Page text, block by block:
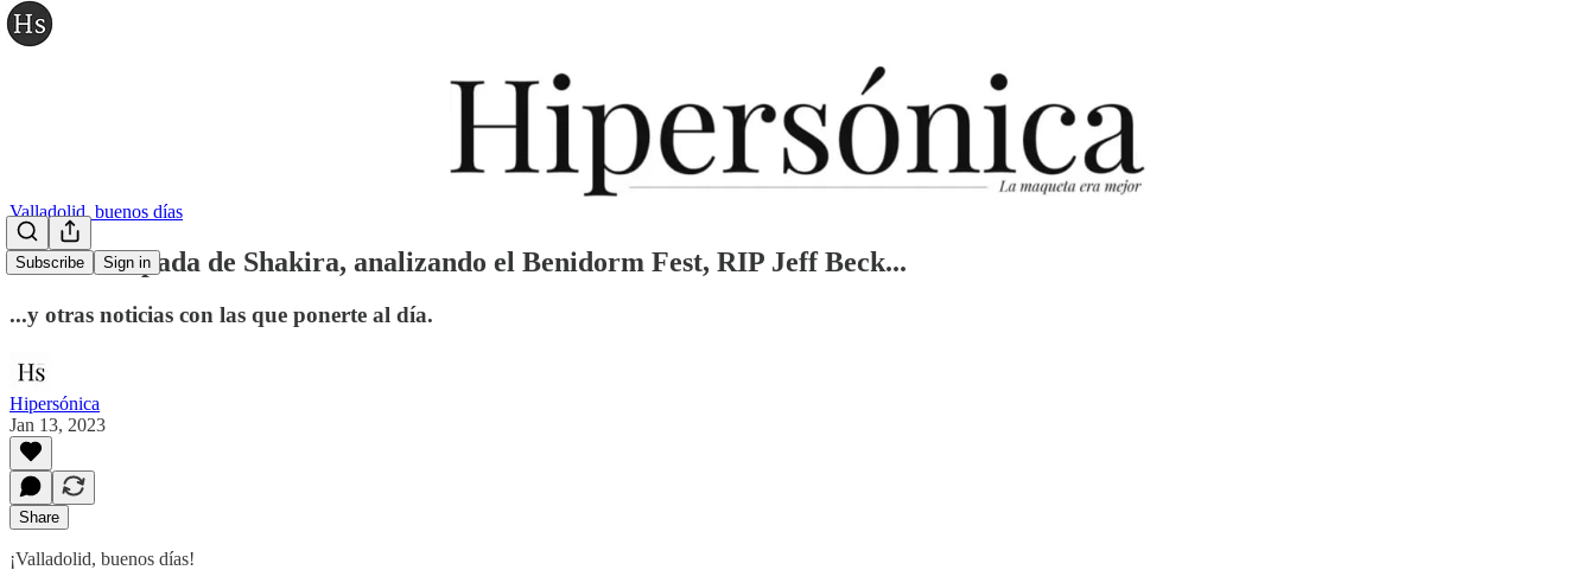
Subscribe Sign in
Valladolid, buenos días
La bizarrapada de Shakira, analizando el Benidorm Fest, RIP Jeff Beck...
...y otras noticias con las que ponerte al día.
Hipersónica
Jan 13, 2023
Share
¡Valladolid, buenos días!